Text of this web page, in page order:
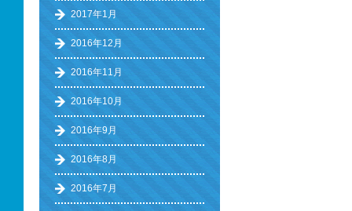
2017年1月
2016年12月
2016年11月
2016年10月
2016年9月
2016年8月
2016年7月